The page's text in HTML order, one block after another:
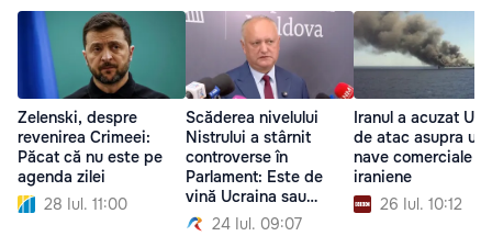
Zelenski, despre
revenirea Crimeei:
Păcat că nu este pe
agenda zilei
28 Iul. 11:00
Scăderea nivelului
Nistrului a stârnit
controverse în
Parlament: Este de
vină Ucraina sau
seceta?
24 Iul. 09:07
Iranul a acuzat
de atac asupra
nave comerciale
iraniene
26 Iul. 10:12